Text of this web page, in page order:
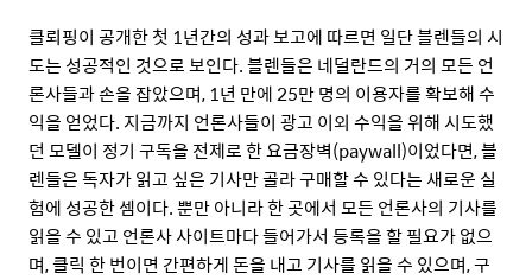
클뢰핑이 공개한 첫 1년간의 성과 보고에 따르면 일단 블렌들의 시
도는 성공적인 것으로 보인다. 블렌들은 네덜란드의 거의 모든 언
론사들과 손을 잡았으며, 1년 만에 25만 명의 이용자를 확보해 수
익을 얻었다. 지금까지 언론사들이 광고 이외 수익을 위해 시도했
던 모델이 정기 구독을 전제로 한 요금장벽(paywall)이었다면, 블
렌들은 독자가 읽고 싶은 기사만 골라 구매할 수 있다는 새로운 실
험에 성공한 셈이다. 뿐만 아니라 한 곳에서 모든 언론사의 기사를
읽을 수 있고 언론사 사이트마다 들어가서 등록을 할 필요가 없으
며, 클릭 한 번이면 간편하게 돈을 내고 기사를 읽을 수 있으며, 구